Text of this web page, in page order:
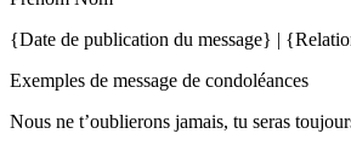
{Date de publication du message} |
Exemples de message de condoléances
Nous ne t’oublierons jamais, tu seras